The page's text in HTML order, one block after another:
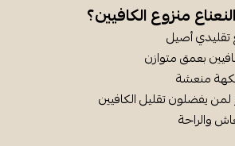
منزوع الكافيين؟
تقليدي أصيل
بعمق متوازن
منعشة
يفضلون تقليل الكافيين
والراحة